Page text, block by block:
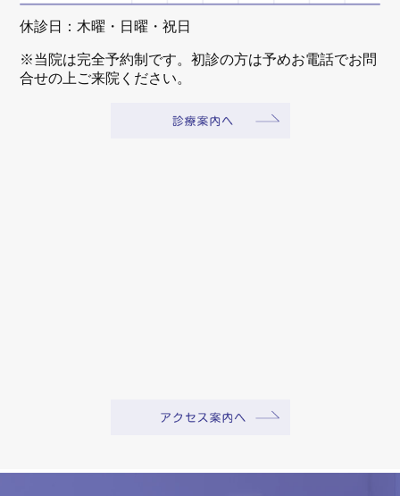
休診日：木曜・日曜・祝日
※当院は完全予約制です。初診の方は予めお電話でお問
合せの上ご来院ください。